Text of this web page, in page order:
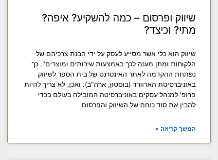
שיווק ופרסום – כמה להשקיע? איפה?
מתי? וכיצד?
שיווק הוא כלי אשר מסייע לעסק על ידי הבנת צרכיהם של
הלקוחות ומתן מענה לכך באמצעות שירותים ומוצרים". כך
נפתחת ההקדמה לאתר האינטרנט של בית הספר לשיווק
באוניברסיטת הארוורד (בוסטון, ארה"ב). ואכן, לא צריך להיות
פרופ' למנהל עסקים באוניברסיטה המובילה בעולם בכדי
להבין את סוד כוחם של השיווק והפרסום
המשך קריאה »